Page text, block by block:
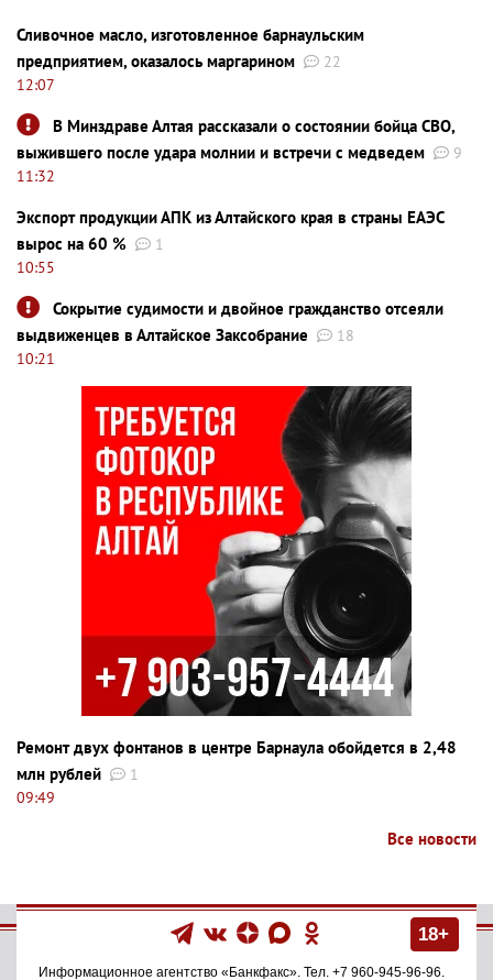
Сливочное масло, изготовленное барнаульским
предприятием, оказалось маргарином
22
12:07
В Минздраве Алтая рассказали о состоянии бойца СВО,
выжившего после удара молнии и встречи с медведем
9
11:32
Экспорт продукции АПК из Алтайского края в страны ЕАЭС
вырос на 60 %
1
10:55
Сокрытие судимости и двойное гражданство отсеяли
выдвиженцев в Алтайское Заксобрание
18
10:21
Ремонт двух фонтанов в центре Барнаула обойдется в 2,48
млн рублей
1
09:49
Все новости
18+
Информационное агентство «Банкфакс» . Тел. +7 960-945-96-96